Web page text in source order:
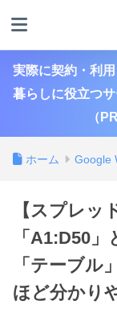
実際に契約・利
暮らしに役立つ
（
ホーム Google
【スプレッ
「A1:D50
「テーブル
ほど分かり